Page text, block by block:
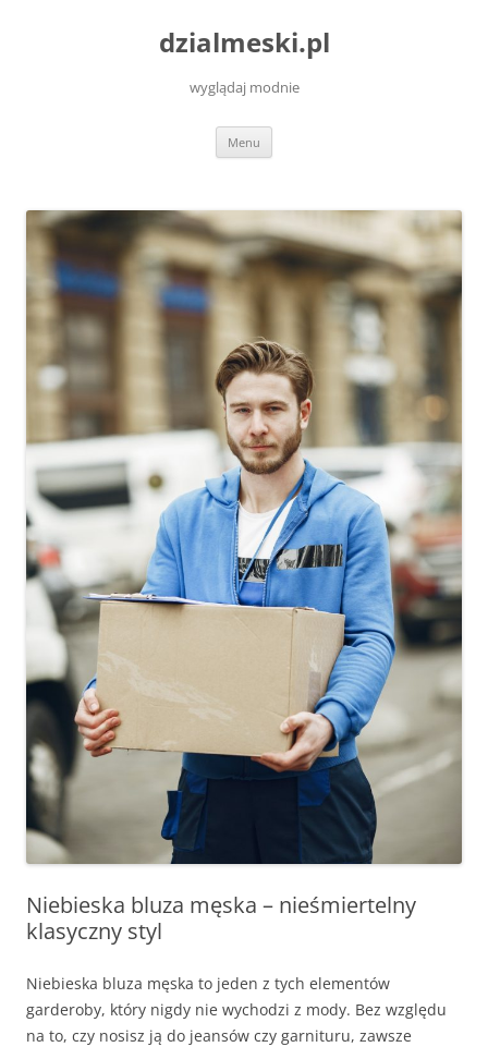
dzialmeski.pl
wyglądaj modnie
Menu
Niebieska bluza męska – nieśmiertelny
klasyczny styl
Niebieska bluza męska to jeden z tych elementów
garderoby, który nigdy nie wychodzi z mody. Bez względu
na to, czy nosisz ją do jeansów czy garnituru, zawsze